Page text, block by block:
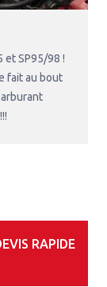
et SP95/98 !
fait au bout
RAPIDE